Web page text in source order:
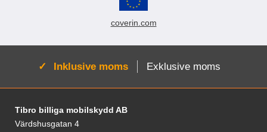
coverin.com
Aktiv:
Inklusive moms Exklusive moms
Sidfot Blandad info och länkar
Tibro billiga mobilskydd AB
Värdshusgatan 4